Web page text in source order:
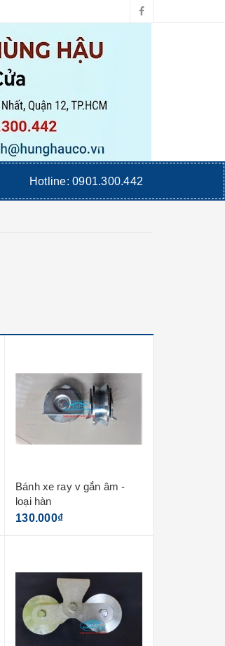
Hotline: 0901.300.442
Bánh xe ray v gắn âm -
loại hàn
130.000₫